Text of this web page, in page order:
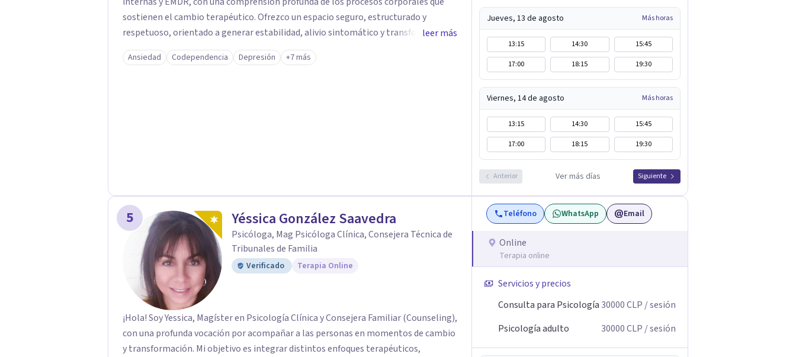
sostienen el cambio terapéutico. Ofrezco un espacio seguro, estructurado y
respetuoso, orientado a generar estabilidad, alivio sintomático y transformación
profunda, avanzando a un ritmo acorde a la historia y necesidades de cada persona.
Si buscas un acompañamiento profesional, humano y comprometido con procesos
leer más
Ansiedad Codependencia Depresión +7 más
Jueves, 13 de agosto Más horas
13:15 14:30
15:45
17:00
18:15 19:30
Viernes, 14 de agosto Más horas
13:15 14:30
15:45
17:00
18:15 19:30
Anterior Ver más días Siguiente
5 Yéssica González Saavedra
Psicóloga, Mag Psicóloga Clínica, Consejera Técnica de
Tribunales de Familia
Verificado Terapia Online
¡Hola! Soy Yessica, Magíster en Psicología Clínica y Consejera Familiar (Counseling),
con una profunda vocación por acompañar a las personas en momentos de cambio
y transformación. Mi objetivo es integrar distintos enfoques terapéuticos,
Teléfono WhatsApp Email
Online
Terapia online
Servicios y precios
Consulta para Psicología30000CLP / sesión
Psicología adulto
30000CLP / sesión